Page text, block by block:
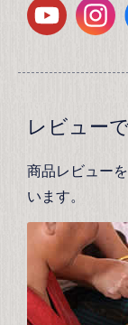
レビュー
商品レビュー
います。